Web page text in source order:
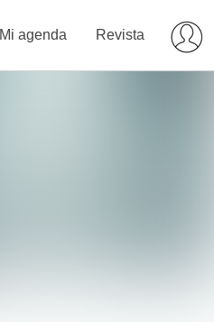
Mi agenda Revista